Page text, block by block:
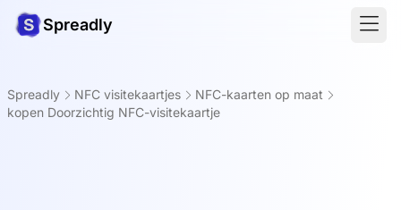
Spreadly
Spreadly NFC visitekaartjes
NFC-kaarten op maat
kopen Doorzichtig NFC-visitekaartje